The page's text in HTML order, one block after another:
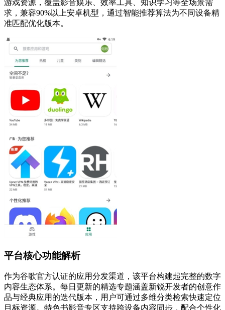
游戏资源，覆盖影音娱乐、效率工具、知识学习等全场景需
求，兼容90%以上安卓机型，通过智能推荐算法为不同设备精
准匹配优化版本。
平台核心功能解析
作为谷歌官方认证的应用分发渠道，该平台构建起完整的数字
内容生态体系。每日更新的精选专题涵盖新锐开发者的创意作
品与经典应用的迭代版本，用户可通过多维分类检索快速定位
目标资源。特色书影音专区支持跨设备内容同步，配合个性化